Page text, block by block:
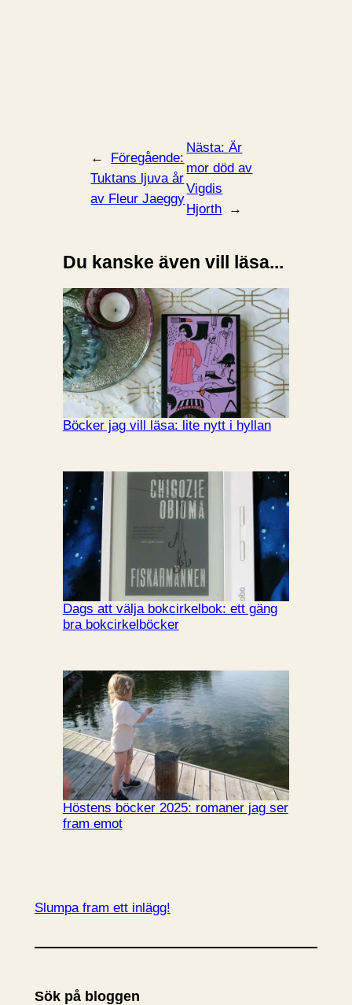
←
Föregående:
Tuktans ljuva år
av Fleur Jaeggy
Nästa:Är
mor död av
Vigdis
Hjorth
→
Du kanske även vill läsa...
Böcker jag vill läsa: lite nytt i hyllan
Dags att välja bokcirkelbok: ett gäng
bra bokcirkelböcker
Höstens böcker 2025: romaner jag ser
fram emot
Slumpa fram ett inlägg!
Sök på bloggen